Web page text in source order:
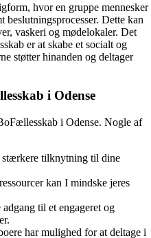
hvor en gruppe mennesker
beslutningsprocesser. Dette kan
vaskeri og mødelokaler. Det
er at skabe et socialt og
støtter hinanden og deltager
i Odense
i Odense. Nogle af
tilknytning til dine
kan I mindske jeres
til et engageret og
har mulighed for at deltage i